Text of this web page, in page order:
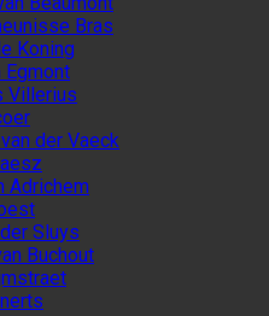
Bras
Koning
Egmont
Villerius
der Vaeck
Adrichem
Sluys
Buchout